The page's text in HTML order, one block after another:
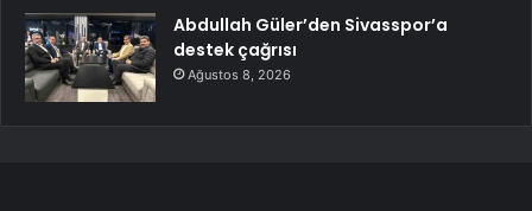
Abdullah Güler’den Sivasspor’a
destek çağrısı
Ağustos 8, 2026